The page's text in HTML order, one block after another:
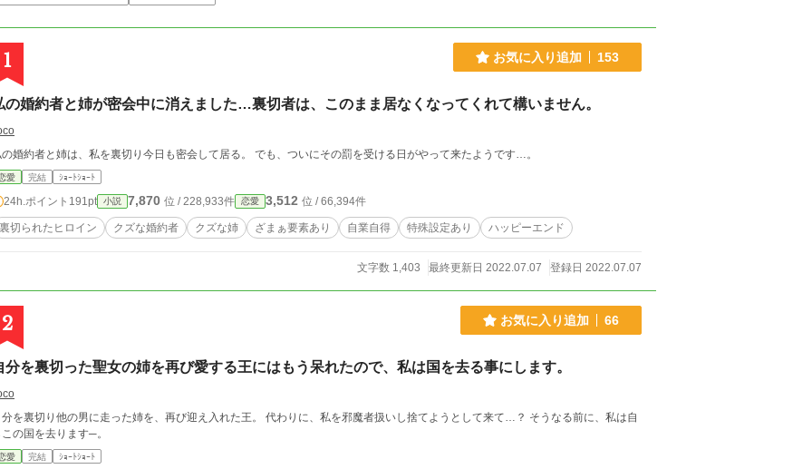
1 お気に入り追加 153
の婚約者と姉が密会中に消えました…裏切者は、このまま居なくなってくれて構いません。
婚約者と姉は、私を裏切り今日も密会して居る。 でも、ついにその罰を受ける日がやって来たようです…。
愛 完結 ｼｮｰﾄｼｮｰﾄ
24h.ポイント 191pt 小説 7,870 位 / 228,933件 恋愛 3,512 位 / 66,394件
裏切られたヒロイン クズな婚約者 クズな姉 ざまぁ要素あり 自業自得 特殊設定あり ハッピーエンド
文字数 1,403 最終更新日 2022.07.07 登録日 2022.07.07
2 お気に入り追加 66
分を裏切った聖女の姉を再び愛する王にはもう呆れたので、私は国を去る事にします。
を裏切り他の男に走った姉を、再び迎え入れた王。 代わりに、私を邪魔者扱いし捨てようとして来て…？ そうなる前に、私は自
の国を去ります─。
愛 完結 ｼｮｰﾄｼｮｰﾄ